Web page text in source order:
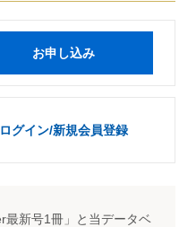
お申し込み
ログイン/新規会員登録
最新号1冊」と当データベ